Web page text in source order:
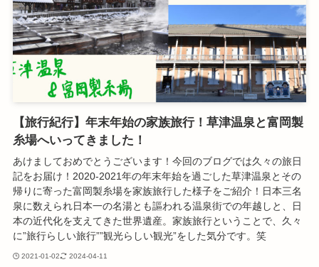
【旅行紀行】年末年始の家族旅行！草津温泉と富岡製
糸場へいってきました！
あけましておめでとうございます！今回のブログでは久々の旅日
記をお届け！2020-2021年の年末年始を過ごした草津温泉とその
帰りに寄った富岡製糸場を家族旅行した様子をご紹介！日本三名
泉に数えられ日本一の名湯とも謳われる温泉街での年越しと、日
本の近代化を支えてきた世界遺産。家族旅行ということで、久々
に”旅行らしい旅行””観光らしい観光”をした気分です。笑
2021-01-02 2024-04-11